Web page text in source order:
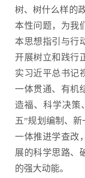
树、树什么样的
本性问题，为我
本思想指引与行
开展树立和践行
实习近平总书记
一体贯通、有机
造福、科学决策
五”规划编制、新
一体推进学查改
展的科学思路、
的强大动能。